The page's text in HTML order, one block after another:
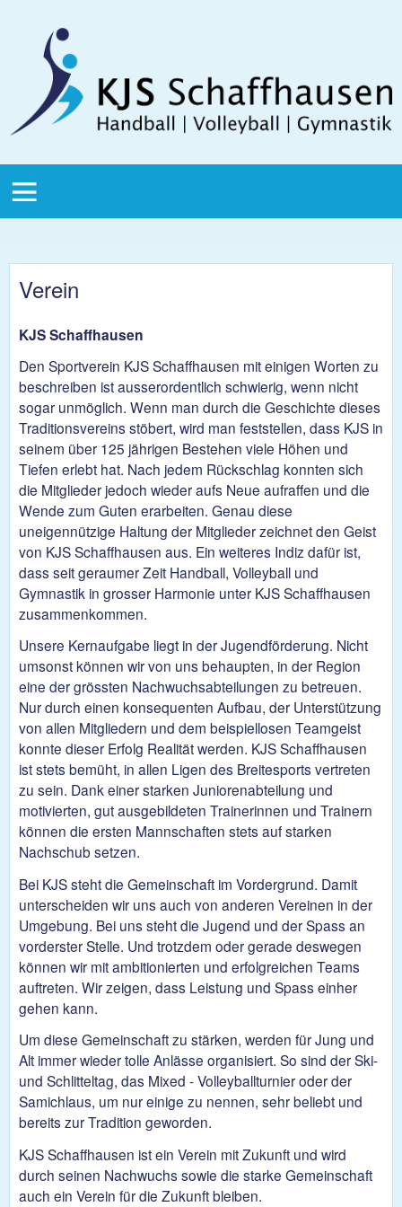
Schaffhausen
Menu
Verein
KJS Schaffhausen
Den Sportverein KJS Schaffhausen mit einigen Worten zu
beschreiben ist ausserordentlich schwierig, wenn nicht
sogar unmöglich. Wenn man durch die Geschichte dieses
Traditionsvereins stöbert, wird man feststellen, dass KJS in
seinem über 125 jährigen Bestehen viele Höhen und
Tiefen erlebt hat. Nach jedem Rückschlag konnten sich
die Mitglieder jedoch wieder aufs Neue aufraffen und die
Wende zum Guten erarbeiten. Genau diese
uneigennützige Haltung der Mitglieder zeichnet den Geist
von KJS Schaffhausen aus. Ein weiteres Indiz dafür ist,
dass seit geraumer Zeit Handball, Volleyball und
Gymnastik in grosser Harmonie unter KJS Schaffhausen
zusammenkommen.
Unsere Kernaufgabe liegt in der Jugendförderung. Nicht
umsonst können wir von uns behaupten, in der Region
eine der grössten Nachwuchsabteilungen zu betreuen.
Nur durch einen konsequenten Aufbau, der Unterstützung
von allen Mitgliedern und dem beispiellosen Teamgeist
konnte dieser Erfolg Realität werden. KJS Schaffhausen
ist stets bemüht, in allen Ligen des Breitesports vertreten
zu sein. Dank einer starken Juniorenabteilung und
motivierten, gut ausgebildeten Trainerinnen und Trainern
können die ersten Mannschaften stets auf starken
Nachschub setzen.
Bei KJS steht die Gemeinschaft im Vordergrund. Damit
unterscheiden wir uns auch von anderen Vereinen in der
Umgebung. Bei uns steht die Jugend und der Spass an
vorderster Stelle. Und trotzdem oder gerade deswegen
können wir mit ambitionierten und erfolgreichen Teams
auftreten. Wir zeigen, dass Leistung und Spass einher
gehen kann.
Um diese Gemeinschaft zu stärken, werden für Jung und
Alt immer wieder tolle Anlässe organisiert. So sind der Ski-
und Schlitteltag, das Mixed - Volleyballturnier oder der
Samichlaus, um nur einige zu nennen, sehr beliebt und
bereits zur Tradition geworden.
KJS Schaffhausen ist ein Verein mit Zukunft und wird
durch seinen Nachwuchs sowie die starke Gemeinschaft
auch ein Verein für die Zukunft bleiben.